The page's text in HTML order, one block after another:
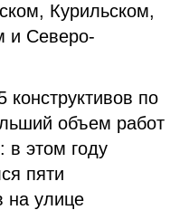
Курильском,
и Северо-
по
объем работ
в этом году
пяти
на улице